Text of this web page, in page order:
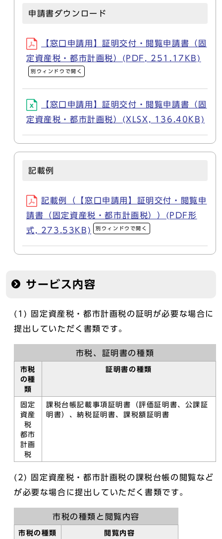
申請書ダウンロード
【窓口申請用】証明交付・閲覧申請書（固
定資産税・都市計画税）(PDF, 251.17KB)
別ウィンドウで開く
【窓口申請用】証明交付・閲覧申請書（固
定資産税・都市計画税）(XLSX, 136.40KB)
記載例
記載例（【窓口申請用】証明交付・閲覧申
請書（固定資産税・都市計画税））(PDF形
式, 273.53KB)
別ウィンドウで開く
サービス内容
(1) 固定資産税・都市計画税の証明が必要な場合に
提出していただく書類です。
市税、証明書の種類
市税
の種
類
証明書の種類
固定
資産
税
都市
計画
税
課税台帳記載事項証明書（評価証明書、公課証
明書）、納税証明書、課税額証明書
(2) 固定資産税・都市計画税の課税台帳の閲覧など
が必要な場合に提出していただく書類です。
市税の種類と閲覧内容
市税の種類 閲覧内容